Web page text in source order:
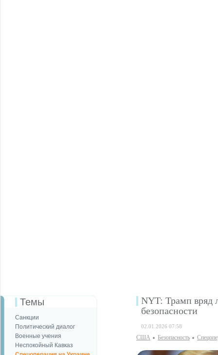
Темы
Санкции
Политический диалог
Военные учения
Неспокойный Кавказ
NYT: Трамп вряд
безопасности
02.01.2026 07:58
США Безопаcность